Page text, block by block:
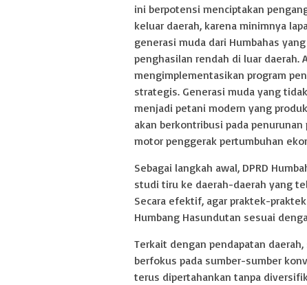
ini berpotensi menciptakan
keluar daerah, karena minimnya
generasi muda dari Humbahas
penghasilan rendah di luar daerah.
mengimplementasikan program
strategis. Generasi muda yang
menjadi petani modern yang
akan berkontribusi pada
motor penggerak pertumbuhan
Sebagai langkah awal, DPRD
studi tiru ke daerah-daerah yang
Secara efektif, agar praktek-
Humbang Hasundutan sesuai
Terkait dengan pendapatan
berfokus pada sumber-sumber
terus dipertahankan tanpa